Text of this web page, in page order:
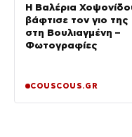
Η Βαλέρια
βάφτισε τον γιο της
στη Βουλιαγμένη –
Φωτογραφίες
COUSCOUS.GR